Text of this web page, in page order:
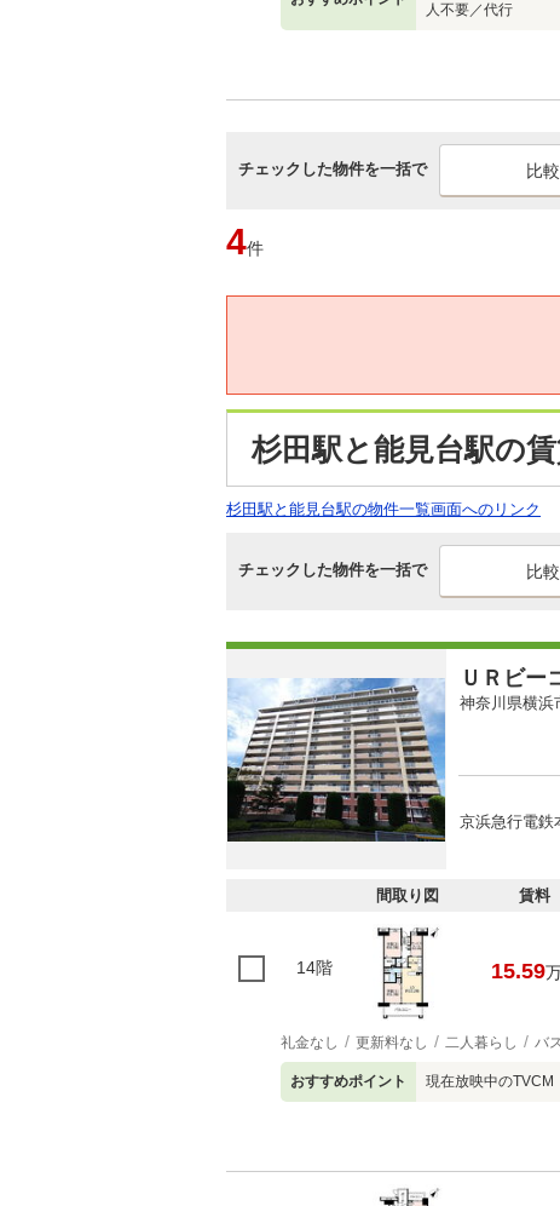
人不要／代行
チェックした物件を一括で
4件
杉田駅と能見台駅の
杉田駅と能見台駅の物件一覧画面へのリンク
チェックした物件を一括で
ＵＲビー
神奈川県横浜
京浜急行電鉄
間取り図 賃料
14階 15.59
礼金なし 更新料なし 二人暮らし バ
おすすめポイント 現在放映中のTVCM